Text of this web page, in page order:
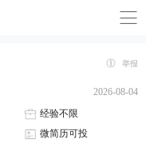
举报
2026-08-04
经验不限
微简历可投